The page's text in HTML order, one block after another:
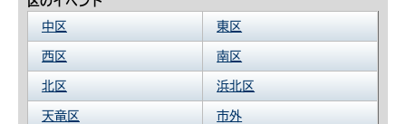
中区
東区
西区 南区
北区 浜北区
天竜区 市外